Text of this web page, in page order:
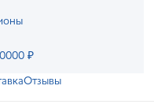
₽
Отзывы